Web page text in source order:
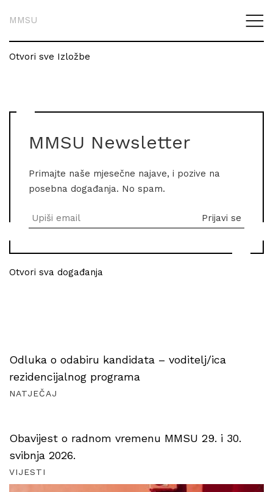
MMSU
Otvori sve Izložbe
MMSU Newsletter
Primajte naše mjesečne najave, i pozive na
posebna događanja. No spam.
Otvori sva događanja
Odluka o odabiru kandidata – voditelj/ica
rezidencijalnog programa
NATJEČAJ
Obavijest o radnom vremenu MMSU 29. i 30.
svibnja 2026.
VIJESTI